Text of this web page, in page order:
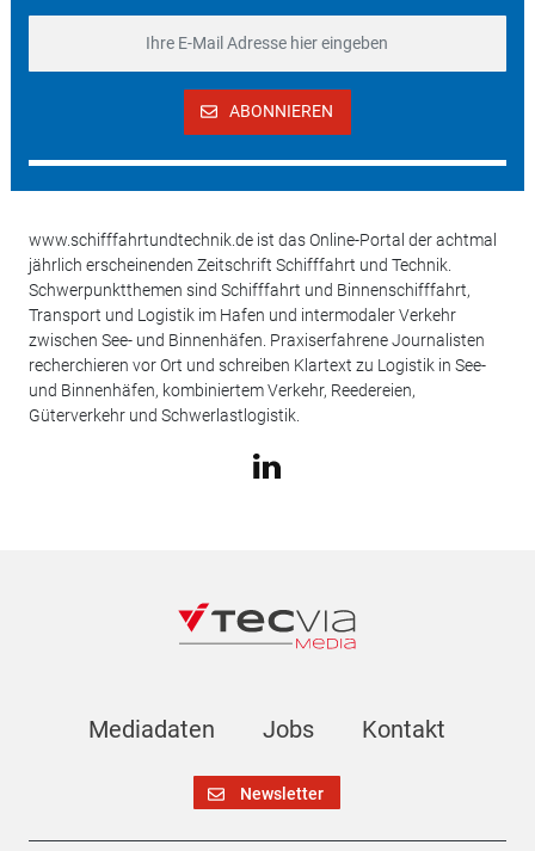
ABONNIEREN
www.schifffahrtundtechnik.de ist das Online-Portal der achtmal
jährlich erscheinenden Zeitschrift Schifffahrt und Technik.
Schwerpunktthemen sind Schifffahrt und Binnenschifffahrt,
Transport und Logistik im Hafen und intermodaler Verkehr
zwischen See- und Binnenhäfen. Praxiserfahrene Journalisten
recherchieren vor Ort und schreiben Klartext zu Logistik in See-
und Binnenhäfen, kombiniertem Verkehr, Reedereien,
Güterverkehr und Schwerlastlogistik.
Mediadaten Jobs Kontakt
Newsletter